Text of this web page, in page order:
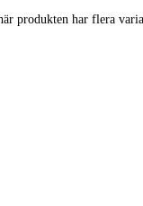
produkten har flera